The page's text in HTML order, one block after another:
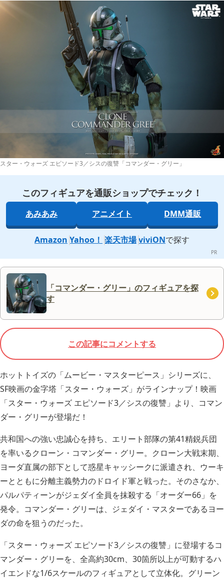
スター・ウォーズ エピソード3／シスの復讐「コマンダー・グリー」
このフィギュアを通販ショップでチェック！
あみあみ アニメイト DMM通販
Amazon Yahoo！ 楽天市場 viviONで探す
「コマンダー・グリー」のフィギュアを探
す
この記事にコメントする
ホットトイズの「ムービー・マスターピース」シリーズに、
SF映画の金字塔「スター・ウォーズ」がラインナップ！映画
「スター・ウォーズ エピソード3／シスの復讐」より、コマン
ダー・グリーが登場だ！
共和国への強い忠誠心を持ち、エリート部隊の第41精鋭兵団
を率いるクローン・コマンダー・グリー。クローン大戦末期、
ヨーダ直属の部下として惑星キャッシークに派遣され、ウーキ
ーとともに分離主義勢力のドロイド軍と戦った。そのさなか、
パルパティーンがジェダイ全員を抹殺する「オーダー66」を
発令。コマンダー・グリーは、ジェダイ・マスターであるヨー
ダの命を狙うのだった。
「スター・ウォーズ エピソード3／シスの復讐」に登場するコ
マンダー・グリーを、全高約30cm、30箇所以上が可動するハ
イエンドな1/6スケールのフィギュアとして立体化。グリーン